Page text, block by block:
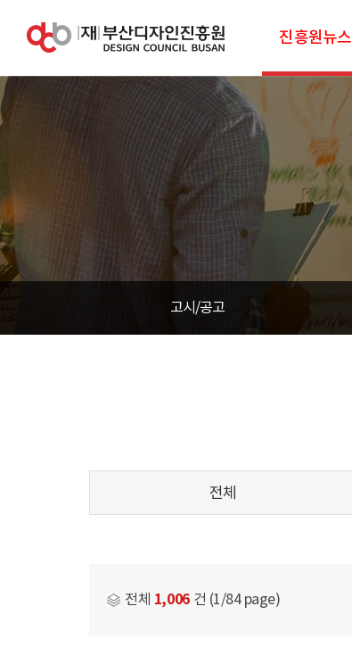
진흥원뉴스
고시/공고
전체
전체 1,006 건 (1/84 page)